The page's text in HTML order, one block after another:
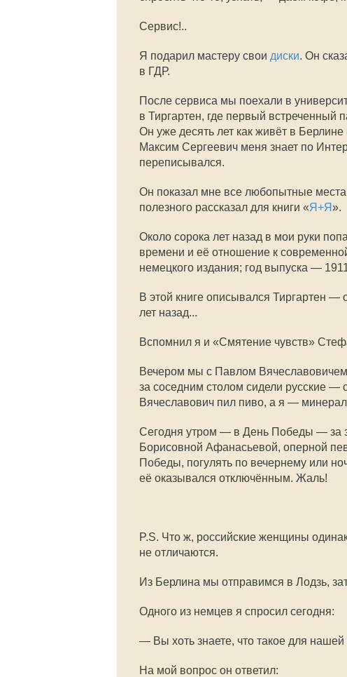
Сервис!..
Я подарил мастеру свои диски. Он
в ГДР.
После сервиса мы поехали в
в Тиргартен, где первый
Он уже десять лет как живёт в Берлине
Максим Сергеевич меня знает по
переписывался.
Он показал мне все любопытные
полезного рассказал для книги «Я+Я».
Около сорока лет назад в мои руки
времени и её отношение к
немецкого издания; год выпуска —
В этой книге описывался Тиргартен —
лет назад...
Вспомнил я и «Смятение чувств»
Вечером мы с Павлом
за соседним столом сидели русские —
Вячеславович пил пиво, а я —
Сегодня утром — в День Победы — за
Борисовной Афанасьевой, оперной
Победы, погулять по вечернему или
её оказывался отключённым. Жаль!
P.S. Что ж, российские женщины
не отличаются.
Из Берлина мы отправимся в Лодзь,
Одного из немцев я спросил сегодня:
— Вы хоть знаете, что такое для
На мой вопрос он ответил: